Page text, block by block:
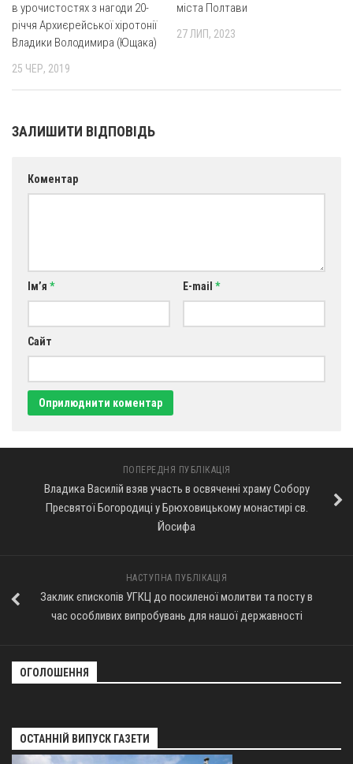
в урочистостях з нагоди 20-
річчя Архиєрейської хіротонії
Владики Володимира (Ющака)
25 ЧЕР, 2019
міста Полтави
27 ЛИП, 2023
ЗАЛИШИТИ ВІДПОВІДЬ
Коментар
Ім’я * E-mail *
Сайт
ПОПЕРЕДНЯ ПУБЛІКАЦІЯ
Владика Василій взяв участь в освяченні храму Собору
Пресвятої Богородиці у Брюховицькому монастирі св.
Йосифа
НАСТУПНА ПУБЛІКАЦІЯ
Заклик єпископів УГКЦ до посиленої молитви та посту в
час особливих випробувань для нашої державності
ОГОЛОШЕННЯ
ОСТАННІЙ ВИПУСК ГАЗЕТИ